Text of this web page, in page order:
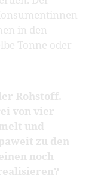
in den
Tonne oder
Rohstoff.
von vier
und
zu den
noch